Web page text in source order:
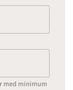
med minimum